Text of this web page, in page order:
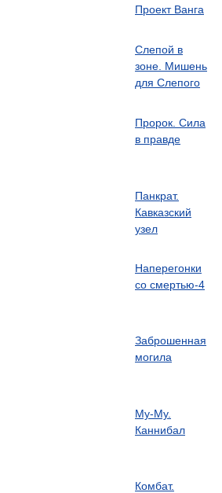
Проект Ванга
Слепой в
зоне. Мишень
для Слепого
Пророк. Сила
в правде
Панкрат.
Кавказский
узел
Наперегонки
со смертью-4
Заброшенная
могила
Му-Му.
Каннибал
Комбат.